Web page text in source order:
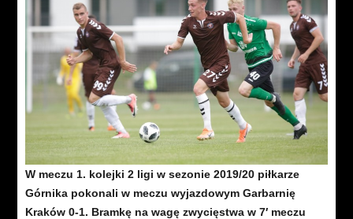
W meczu 1. kolejki 2 ligi w sezonie 2019/20 piłkarze
Górnika pokonali w meczu wyjazdowym Garbarnię
Kraków 0-1. Bramkę na wagę zwycięstwa w 7′ meczu